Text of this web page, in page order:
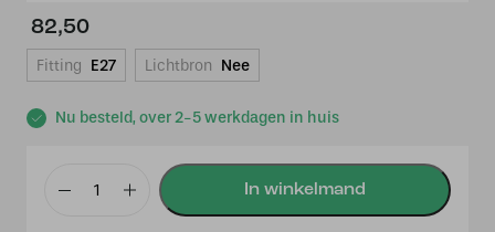
Nu besteld, over 2-5 werkdagen in huis
82,50
Fitting E27 Lichtbron Nee
Ophangpendel